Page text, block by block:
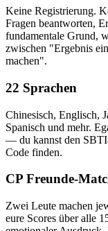
Keine Registrierung.
Fragen beantworten,
fundamentale Grund,
zwischen "Ergebnis
machen".
22 Sprachen
Chinesisch, Englisch,
Spanisch und mehr.
— du kannst den
Code finden.
CP Freunde-
Zwei Leute machen
eure Scores über alle